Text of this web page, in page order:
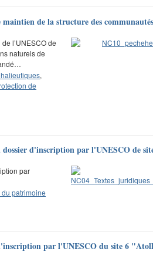
de la structure des
l’UNESCO de
naturels de
,
de
d'inscription par l'UNESCO de
par
patrimoine
par l'UNESCO du site 6